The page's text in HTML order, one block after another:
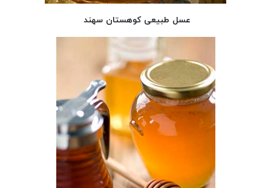
عسل طبیعی کوهستان سهند